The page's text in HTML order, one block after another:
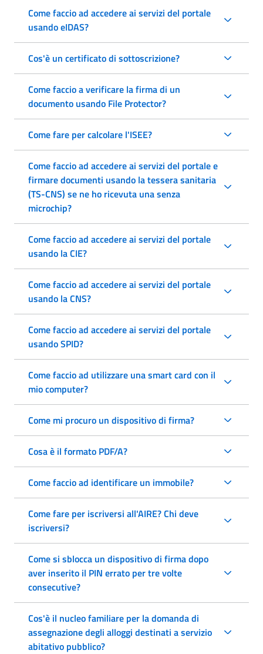
Come faccio ad accedere ai servizi del portale
usando eIDAS?
Cos'è un certificato di sottoscrizione?
Come faccio a verificare la firma di un
documento usando File Protector?
Come fare per calcolare l'ISEE?
Come faccio ad accedere ai servizi del portale e
firmare documenti usando la tessera sanitaria
(TS-CNS) se ne ho ricevuta una senza
microchip?
Come faccio ad accedere ai servizi del portale
usando la CIE?
Come faccio ad accedere ai servizi del portale
usando la CNS?
Come faccio ad accedere ai servizi del portale
usando SPID?
Come faccio ad utilizzare una smart card con il
mio computer?
Come mi procuro un dispositivo di firma?
Cosa è il formato PDF/A?
Come faccio ad identificare un immobile?
Come fare per iscriversi all'AIRE? Chi deve
iscriversi?
Come si sblocca un dispositivo di firma dopo
aver inserito il PIN errato per tre volte
consecutive?
Cos'è il nucleo familiare per la domanda di
assegnazione degli alloggi destinati a servizio
abitativo pubblico?